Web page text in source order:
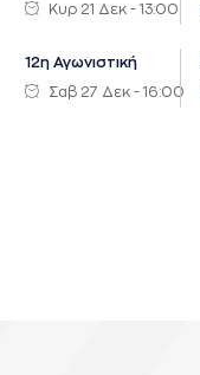
Κυρ 21 Δεκ - 13:00
12η Αγωνιστική
Σαβ 27 Δεκ - 16:00